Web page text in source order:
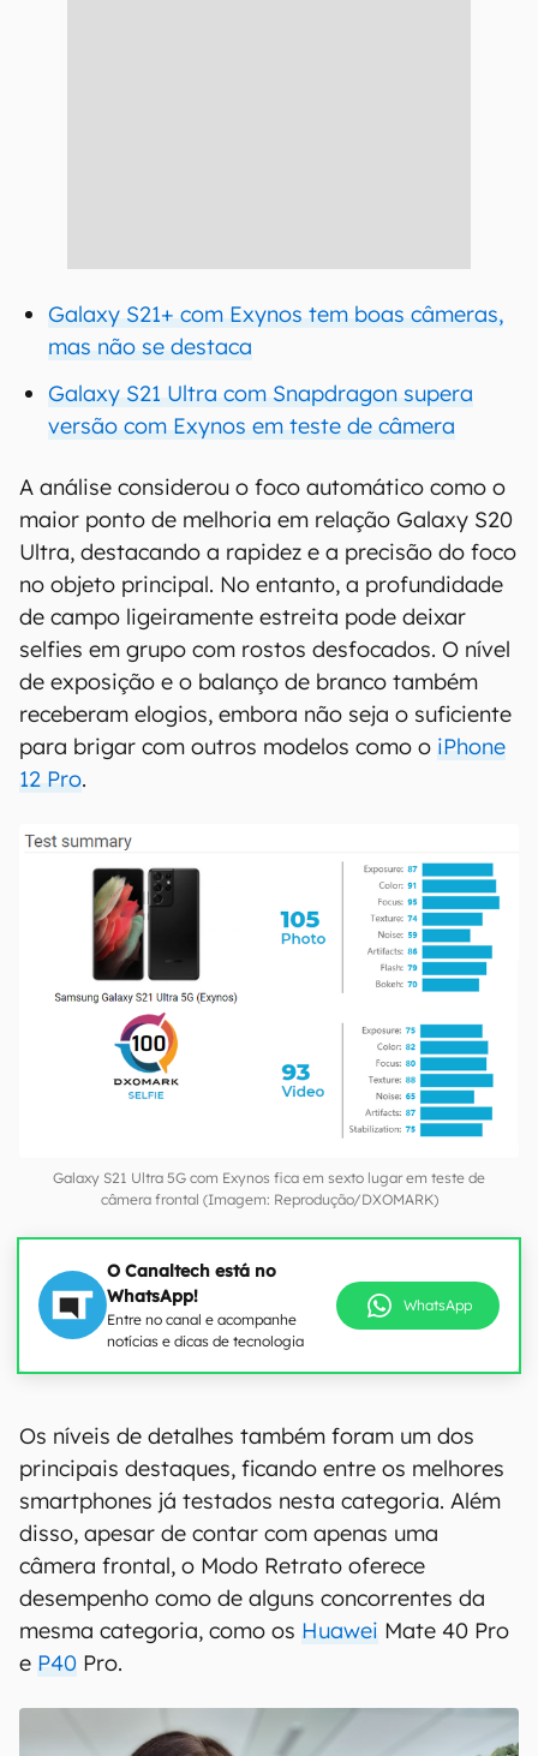
Galaxy S21+ com Exynos tem boas câmeras,
mas não se destaca
Galaxy S21 Ultra com Snapdragon supera
versão com Exynos em teste de câmera
A análise considerou o foco automático como o
maior ponto de melhoria em relação Galaxy S20
Ultra, destacando a rapidez e a precisão do foco
no objeto principal. No entanto, a profundidade
de campo ligeiramente estreita pode deixar
selfies em grupo com rostos desfocados. O nível
de exposição e o balanço de branco também
receberam elogios, embora não seja o suficiente
para brigar com outros modelos como o iPhone
12 Pro.
Galaxy S21 Ultra 5G com Exynos fica em sexto lugar em teste de
câmera frontal (Imagem: Reprodução/DXOMARK)
O Canaltech está no
WhatsApp!
Entre no canal e acompanhe
notícias e dicas de tecnologia
WhatsApp
Os níveis de detalhes também foram um dos
principais destaques, ficando entre os melhores
smartphones já testados nesta categoria. Além
disso, apesar de contar com apenas uma
câmera frontal, o Modo Retrato oferece
desempenho como de alguns concorrentes da
mesma categoria, como os Huawei Mate 40 Pro
e P40 Pro.